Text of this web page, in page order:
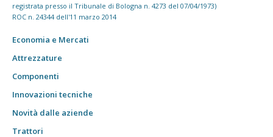
registrata presso il Tribunale di Bologna n. 4273 del 07/04/1973)
ROC n. 24344 dell'11 marzo 2014
Economia e Mercati
Attrezzature
Componenti
Innovazioni tecniche
Novità dalle aziende
Trattori